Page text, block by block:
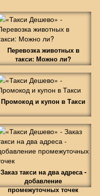
Перевозка животных в
такси: Можно ли?
Промокод и купон в Такси
Заказ такси на два адреса -
добавление
промежуточных точек